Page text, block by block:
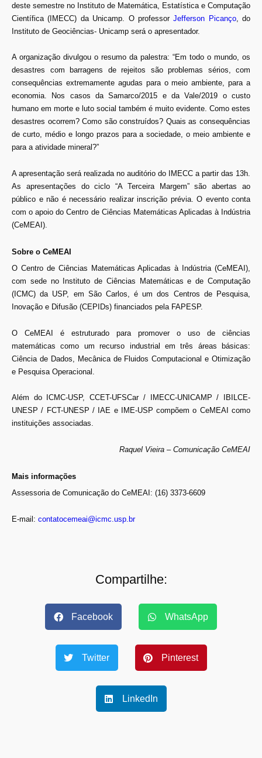
deste semestre no Instituto de Matemática, Estatística e Computação
Científica (IMECC) da Unicamp. O professorJefferson Picanço, do
Instituto de Geociências- Unicamp será o apresentador.
A organização divulgou o resumo da palestra: “Em todo o mundo, os
desastres com barragens de rejeitos são problemas sérios, com
consequências extremamente agudas para o meio ambiente, para a
economia. Nos casos da Samarco/2015 e da Vale/2019 o custo
humano em morte e luto social também é muito evidente. Como estes
desastres ocorrem? Como são construídos? Quais as consequências
de curto, médio e longo prazos para a sociedade, o meio ambiente e
para a atividade mineral?”
A apresentação será realizada no auditório do IMECC a partir das 13h.
As apresentações do ciclo “A Terceira Margem” são abertas ao
público e não é necessário realizar inscrição prévia. O evento conta
com o apoio do Centro de Ciências Matemáticas Aplicadas à Indústria
(CeMEAI).
Sobre o CeMEAI
O Centro de Ciências Matemáticas Aplicadas à Indústria (CeMEAI),
com sede no Instituto de Ciências Matemáticas e de Computação
(ICMC) da USP, em São Carlos, é um dos Centros de Pesquisa,
Inovação e Difusão (CEPIDs) financiados pela FAPESP.
O CeMEAI é estruturado para promover o uso de ciências
matemáticas como um recurso industrial em três áreas básicas:
Ciência de Dados, Mecânica de Fluidos Computacional e Otimização
e Pesquisa Operacional.
Além do ICMC-USP, CCET-UFSCar / IMECC-UNICAMP / IBILCE-
UNESP / FCT-UNESP / IAE e IME-USP compõem o CeMEAI como
instituições associadas.
Raquel Vieira – Comunicação CeMEAI
Mais informações
Assessoria de Comunicação do CeMEAI: (16) 3373-6609
E-mail: contatocemeai@icmc.usp.br
Compartilhe:
Facebook WhatsApp
Twitter Pinterest
LinkedIn